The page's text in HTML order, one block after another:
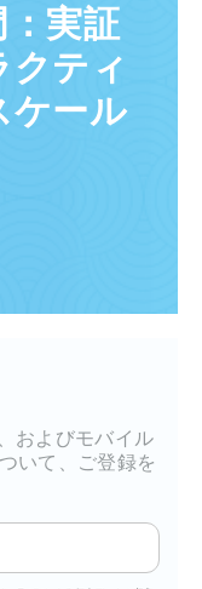
実証
ティ
ケール
およびモバイル
いて、ご登録を